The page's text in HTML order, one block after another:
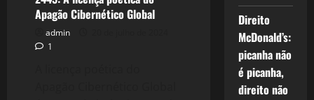
Apagão Cibernético Global
admin
1
Direito
McDonald’s:
picanha não
é picanha,
direito não